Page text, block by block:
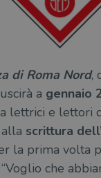
di Roma Nord,
a gennaio
lettrici e lettori
scrittura
la prima volta
che